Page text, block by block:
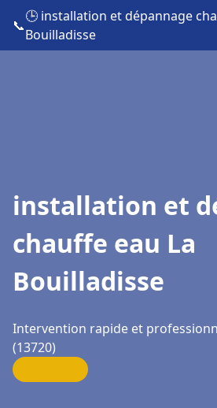
📞
🕒 installation et dépannage
Bouilladisse
installation et
chauffe eau La
Bouilladisse
Intervention rapide et
(13720)